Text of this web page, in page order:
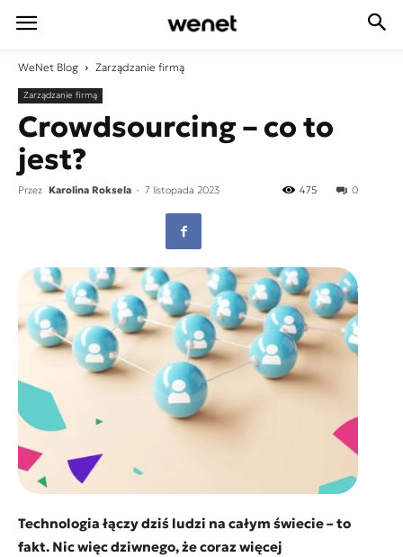
WeNet Blog Zarządzanie firmą
Zarządzanie firmą
Crowdsourcing – co to
jest?
Przez Karolina Roksela - 7 listopada 2023 0
475
Technologia łączy dziś ludzi na całym świecie – to
fakt. Nic więc dziwnego, że coraz więcej